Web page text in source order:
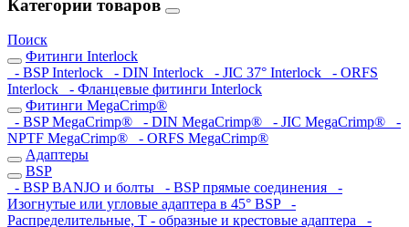
Категории товаров
Поиск
Фитинги Interlock
- BSP Interlock
- DIN Interlock - JIC 37° Interlock
- ORFS
Interlock
- Фланцевые фитинги Interlock
Фитинги MegaCrimp®
- BSP MegaCrimp®
- DIN MegaCrimp® - JIC MegaCrimp®
-
NPTF MegaCrimp®
- ORFS MegaCrimp®
Адаптеры
BSP
- BSP BANJO и болты
- BSP прямые соединения
-
Изогнутые или угловые адаптера в 45° BSP
-
Распределительные, Т - образные и крестовые адаптера
-